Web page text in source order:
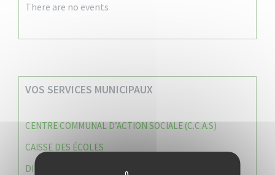
There are no events
VOS SERVICES MUNICIPAUX
CENTRE COMMUNAL D’ACTION SOCIALE (C.C.A.S)
CAISSE DES ÉCOLES
DIRECTION DES SERVICES TECHNIQUES